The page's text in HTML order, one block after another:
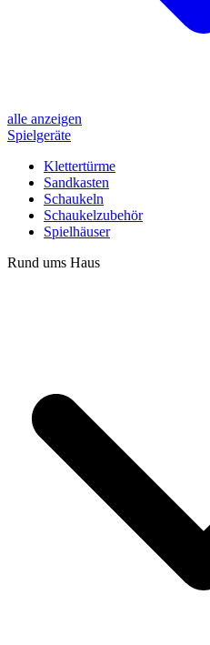
alle anzeigen
Spielgeräte
Klettertürme
Sandkasten
Schaukeln
Schaukelzubehör
Spielhäuser
Rund ums Haus